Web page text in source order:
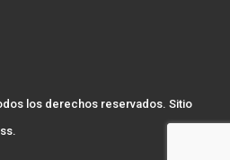
los derechos reservados. Sitio